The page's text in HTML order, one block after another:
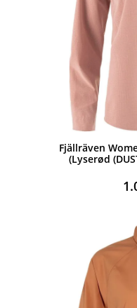
Fjällräven
(Lyserød